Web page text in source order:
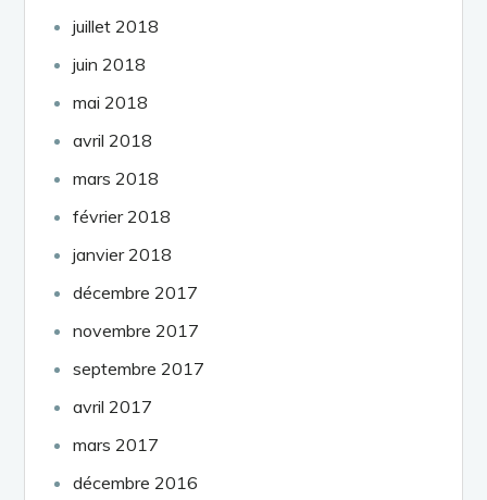
juillet 2018
juin 2018
mai 2018
avril 2018
mars 2018
février 2018
janvier 2018
décembre 2017
novembre 2017
septembre 2017
avril 2017
mars 2017
décembre 2016